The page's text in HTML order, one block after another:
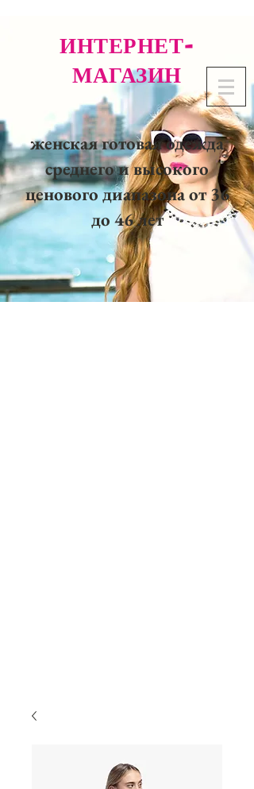
ИНТЕРНЕТ-
МАГАЗИН
женская готовая одежда
среднего и высокого
ценового диапазона от 36
до 46 лет